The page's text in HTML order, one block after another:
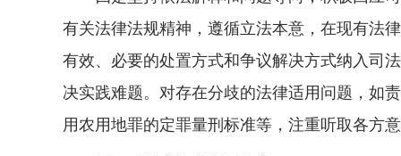
有关法律法规精神，遵循立法本意，在现有法
有效、必要的处置方式和争议解决方式纳入司
决实践难题。对存在分歧的法律适用问题，如
用农用地罪的定罪量刑标准等，注重听取各方